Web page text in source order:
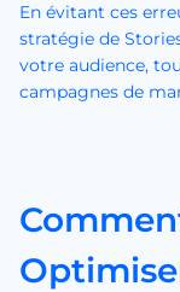
En évitant ces
stratégie de
votre audience,
campagnes de